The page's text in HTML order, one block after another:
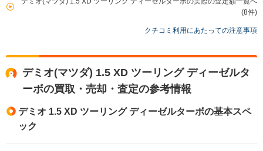
(8件)
クチコミ利用にあたっての注意事項
デミオ(マツダ) 1.5 XD ツーリング ディーゼルタ
ーボの買取・売却・査定の参考情報
デミオ 1.5 XD ツーリング ディーゼルターボの基本スペ
ック